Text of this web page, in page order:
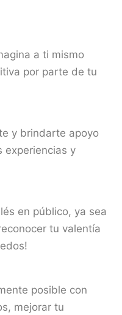
a ti mismo
por parte de tu
y brindarte apoyo
experiencias y
en público, ya sea
tu valentía
posible con
mejorar tu